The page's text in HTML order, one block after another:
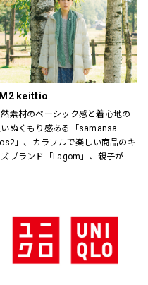
keittio
素材のベーシック感と着心地の
ぬくもり感ある「samansa
」、カラフルで楽しい商品のキ
ズブランド「Lagom」、親子が楽